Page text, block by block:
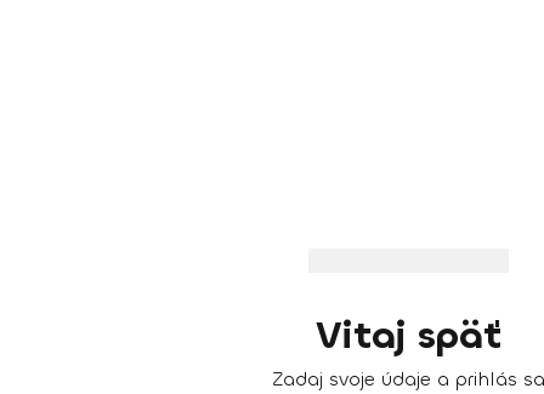
Vitaj späť
Zadaj svoje údaje a prihlás sa